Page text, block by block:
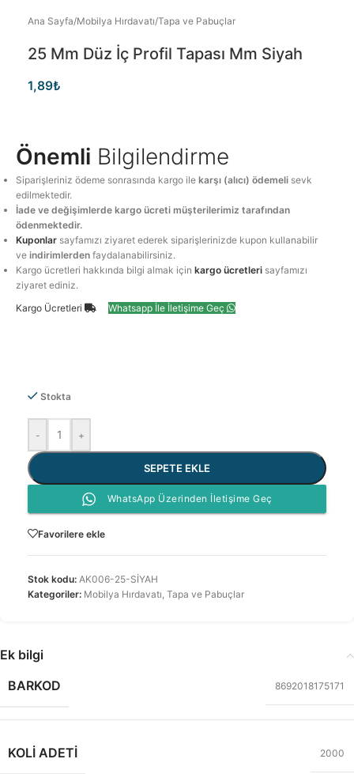
Ana Sayfa/Mobilya Hırdavatı/Tapa ve Pabuçlar
25 Mm Düz İç Profil Tapası Mm Siyah
1,89₺
Önemli Bilgilendirme
Siparişleriniz ödeme sonrasında kargo ilekarşı (alıcı) ödemeli sevk
edilmektedir.
İade ve değişimlerde kargo ücreti müşterilerimiz tarafından
ödenmektedir.
Kuponlar sayfamızı ziyaret ederek siparişlerinizde kupon kullanabilir
veindirimlerden faydalanabilirsiniz.
Kargo ücretleri hakkında bilgi almak içinkargo ücretleri sayfamızı
ziyaret ediniz.
Kargo Ücretleri
Whatsapp İle İletişime Geç
Stokta
- +
SEPETE EKLE
WhatsApp Üzerinden İletişime Geç
Favorilere ekle
Stok kodu: AK006-25-SİYAH
Kategoriler: Mobilya Hırdavatı, Tapa ve Pabuçlar
Ek bilgi
BARKOD
8692018175171
KOLI ADETI 2000